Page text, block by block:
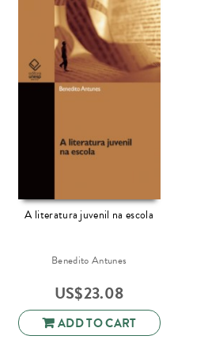
A literatura juvenil na escola
Benedito Antunes
US$23.08
ADD TO CART